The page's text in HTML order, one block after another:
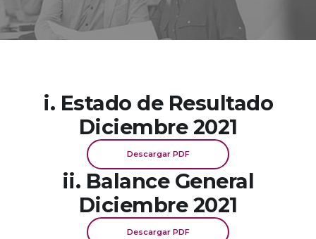
i. Estado de Resultado
Diciembre 2021
Descargar PDF
ii. Balance General
Diciembre 2021
Descargar PDF